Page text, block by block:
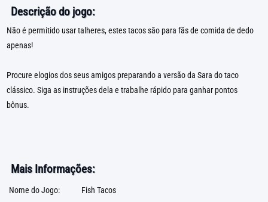
Descrição do jogo:
Não é permitido usar talheres, estes tacos são para fãs de comida de dedo
apenas!
Procure elogios dos seus amigos preparando a versão da Sara do taco
clássico. Siga as instruções dela e trabalhe rápido para ganhar pontos
bônus.
Mais Informações:
Nome do Jogo:
Fish Tacos